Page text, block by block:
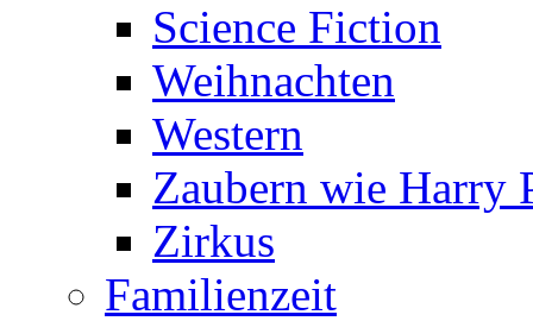
Science Fiction
Weihnachten
Western
Zaubern wie Harry
Zirkus
Familienzeit